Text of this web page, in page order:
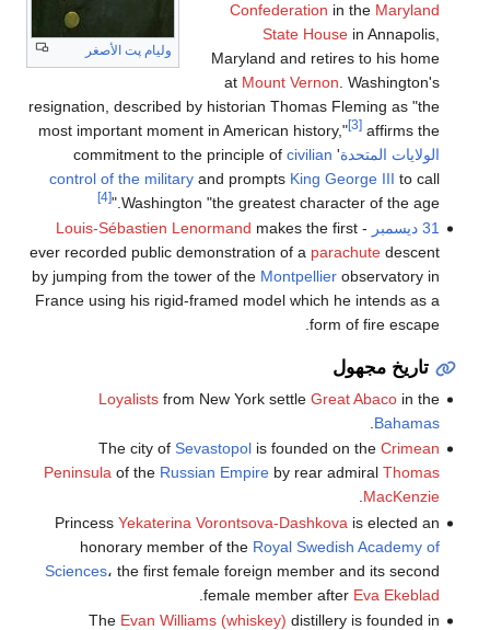
وليام پت الأصغر
Confederation in the Maryland
State Housein Annapolis,
Maryland and retires to his home
at Mount Vernon . Washington's
resignation, described by historian Thomas Fleming as "the
most important moment in American history,"
[3]affirms the
الولايات المتحدة' commitment to the principle of
civilian
control of the militaryand prompts King George III to call
Washington "the greatest character of the age."
[4]
31 ديسمبر -
Louis-Sébastien Lenormand makes the first
ever recorded public demonstration of a parachutedescent
by jumping from the tower of the Montpellierobservatory in
France using his rigid-framed model which he intends as a
form of fire escape.
تاريخ مجهول
Loyalistsfrom New York settle Great Abacoin the
Bahamas
The city of Sevastopolis founded on the Crimean
Peninsulaof the Russian Empireby rear admiral Thomas
MacKenzie
.
Princess Yekaterina Vorontsova-Dashkova is elected an
honorary member of the Royal Swedish Academy of
Sciences، the first female foreign member and its second
female member after Eva Ekeblad
The Evan Williams (whiskey) distillery is founded in